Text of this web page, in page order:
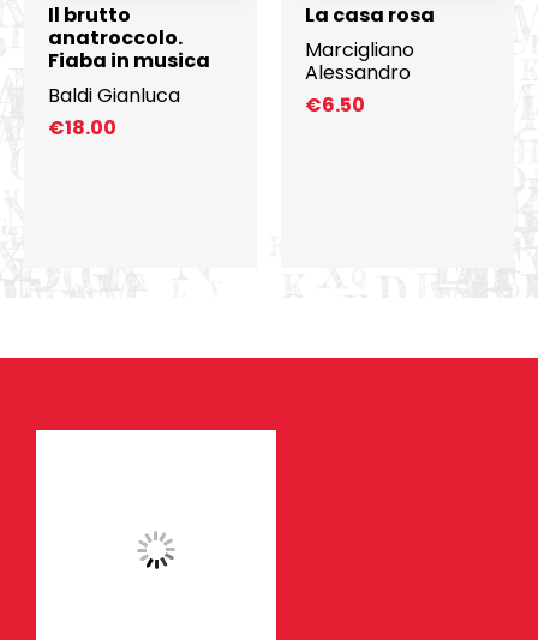
Il brutto
anatroccolo.
Fiaba in musica
Baldi Gianluca
€18.00
La casa rosa
Marcigliano
Alessandro
€6.50